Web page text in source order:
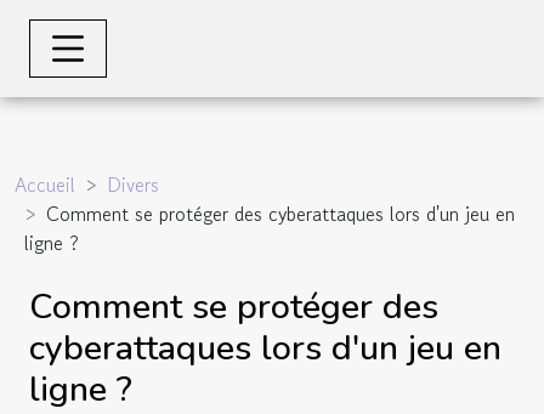
Accueil
Divers
Comment se protéger des cyberattaques lors d'un jeu en
ligne ?
Comment se protéger des
cyberattaques lors d'un jeu en
ligne ?